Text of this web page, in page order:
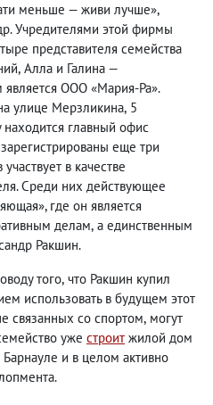
меньше — живи лучше»,
Учредителями этой фирмы
представителя семейства
, Алла и Галина —
ООО «Мария-Ра».
улице Мерзликина, 5
главный офис
еще три
в качестве
Среди них действующее
где он является
делам, а единственным
Ракшин.
того, что Ракшин купил
использовать в будущем этот
связанных со спортом, могут
уже строит жилой дом
и в целом активно